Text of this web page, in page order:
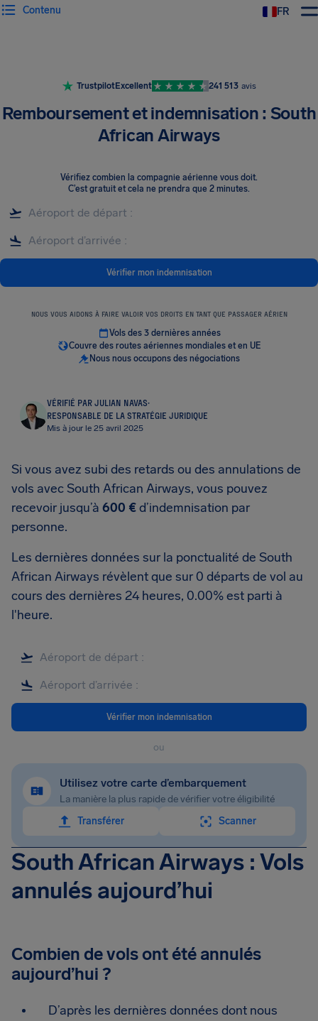
FR
Contenu
TrustpilotExcellent 241 513 avis
Remboursement et indemnisation : South
African Airways
Vérifiez combien la compagnie aérienne vous doit.
C’est gratuit et cela ne prendra que 2 minutes.
Vérifier mon indemnisation
NOUS VOUS AIDONS À FAIRE VALOIR VOS DROITS EN TANT QUE PASSAGER AÉRIEN
Vols des 3 dernières années
Couvre des routes aériennes mondiales et en UE
Nous nous occupons des négociations
VÉRIFIÉ PAR JULIAN NAVAS·
RESPONSABLE DE LA STRATÉGIE JURIDIQUE
Mis à jour le 25 avril 2025
Si vous avez subi des retards ou des annulations de
vols avec South African Airways, vous pouvez
recevoir jusqu’à 600 €d’indemnisation par
personne.
Les dernières données sur la ponctualité de South
African Airways révèlent que sur 0 départs de vol au
cours des dernières 24 heures, 0.00% est parti à
l'heure.
Vérifier mon indemnisation
ou
Utilisez votre carte d’embarquement
La manière la plus rapide de vérifier votre éligibilité
Transférer
Scanner
South African Airways : Vols
annulés aujourd’hui
Combien de vols ont été annulés
aujourd’hui ?
D’après les dernières données dont nous